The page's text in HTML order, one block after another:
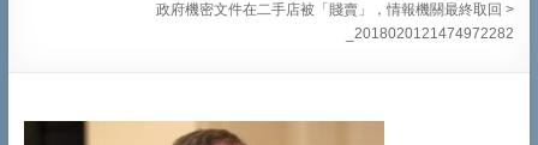
中
政府機密文件在二手店被「賤賣」，情報機關最終取回 >
_2018020121474972282